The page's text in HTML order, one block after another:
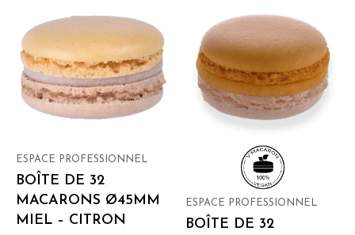
ESPACE PROFESSIONNEL
BOÎTE DE 32
MACARONS Ø45MM
MIEL – CITRON
ESPACE PROFESSIONNEL
BOÎTE DE 32